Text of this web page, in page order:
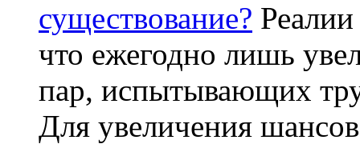
существование?
что ежегодно лишь
пар, испытывающих
Для увеличения